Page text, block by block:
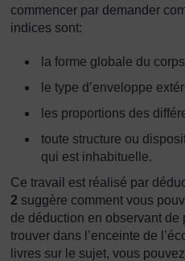
commencer par demander
indices sont:
la forme globale du
le type d’enveloppe
les proportions des
toute structure ou
qui est inhabituelle.
Ce travail est réalisé par
2 suggère comment vous
de déduction en observant de
trouver dans l’enceinte de
livres sur le sujet, vous